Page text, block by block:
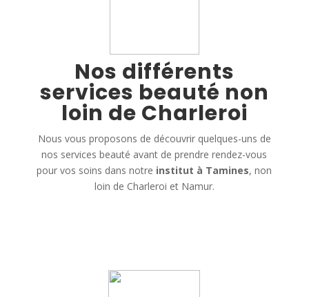
Nos différents
services beauté non
loin de Charleroi
Nous vous proposons de découvrir quelques-uns de
nos services beauté avant de prendre rendez-vous
pour vos soins dans notre institut à Tamines, non
loin de Charleroi et Namur.